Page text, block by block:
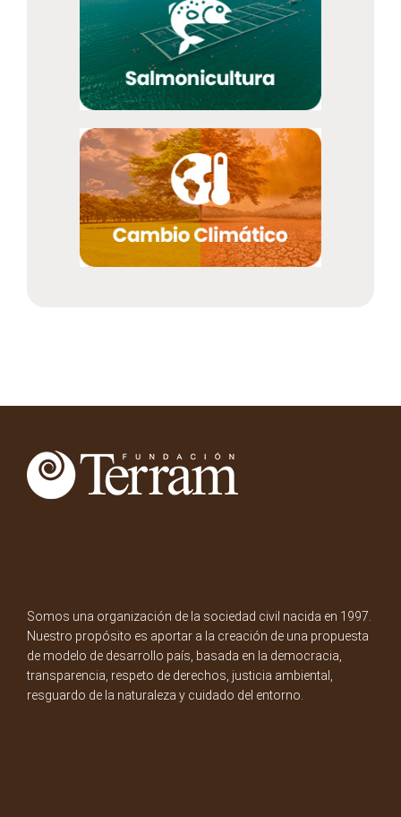
Somos una organización de la sociedad civil nacida en 1997.
Nuestro propósito es aportar a la creación de una propuesta
de modelo de desarrollo país, basada en la democracia,
transparencia, respeto de derechos, justicia ambiental,
resguardo de la naturaleza y cuidado del entorno.